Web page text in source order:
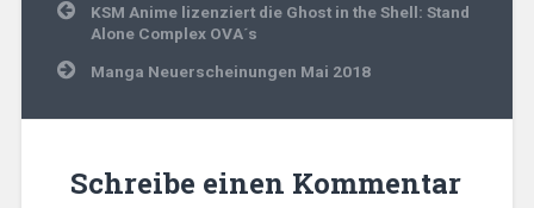
Beitragsnavigation
KSM Anime lizenziert die Ghost in the Shell: Stand
Alone Complex OVA´s
Manga Neuerscheinungen Mai 2018
Schreibe einen Kommentar